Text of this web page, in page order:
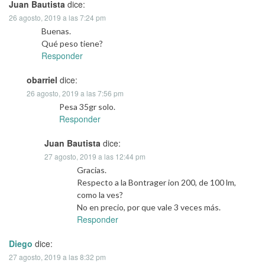
Juan Bautista dice:
26 agosto, 2019 a las 7:24 pm
Buenas.
Qué peso tiene?
Responder
obarriel dice:
26 agosto, 2019 a las 7:56 pm
Pesa 35gr solo.
Responder
Juan Bautista dice:
27 agosto, 2019 a las 12:44 pm
Gracias.
Respecto a la Bontrager ion 200, de 100 lm,
como la ves?
No en precio, por que vale 3 veces más.
Responder
Diego dice:
27 agosto, 2019 a las 8:32 pm